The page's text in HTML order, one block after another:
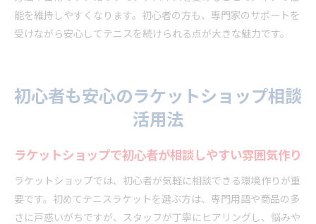
能を維持しやすくなります。初心者の方も、専門家のサポートを
受けながら安心してテニスを続けられる点が大きな魅力です。
初心者も安心のラケットショップ相談
活用法
ラケットショップで初心者が相談しやすい雰囲気作り
ラケットショップでは、初心者が気軽に相談できる環境作りが重
要です。初めてテニスラケットを選ぶ方は、専門用語や商品の多
さに戸惑いがちですが、スタッフが丁寧にヒアリングし、悩みや